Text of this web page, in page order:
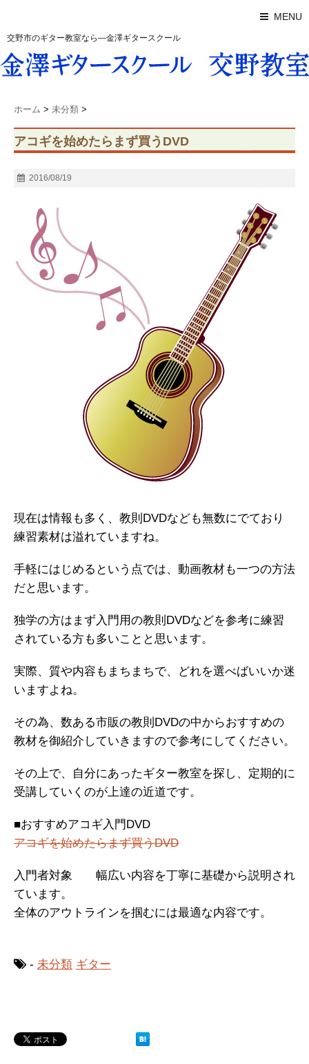
MENU
交野市のギター教室なら―金澤ギタースクール
ホーム > 未分類 >
アコギを始めたらまず買うDVD
2016/08/19
現在は情報も多く、教則DVDなども無数にでており
練習素材は溢れていますね。
手軽にはじめるという点では、動画教材も一つの方法
だと思います。
独学の方はまず入門用の教則DVDなどを参考に練習
されている方も多いことと思います。
実際、質や内容もまちまちで、どれを選べばいいか迷
いますよね。
その為、数ある市販の教則DVDの中からおすすめの
教材を御紹介していきますので参考にしてください。
その上で、自分にあったギター教室を探し、定期的に
受講していくのが上達の近道です。
■おすすめアコギ入門DVD
アコギを始めたらまず買うDVD
入門者対象 幅広い内容を丁寧に基礎から説明され
ています。
全体のアウトラインを掴むには最適な内容です。
- 未分類 ギター